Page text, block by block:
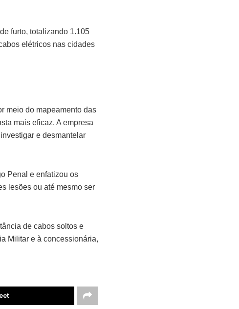
furto, totalizando 1.105
elétricos nas cidades
meio do mapeamento das
mais eficaz. A empresa
e desmantelar
Penal e enfatizou os
lesões ou até mesmo ser
de cabos soltos e
Militar e à concessionária,